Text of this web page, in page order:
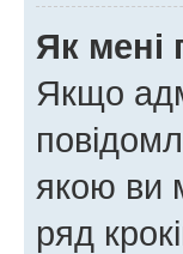
Як мені
Якщо
якою ви
ряд